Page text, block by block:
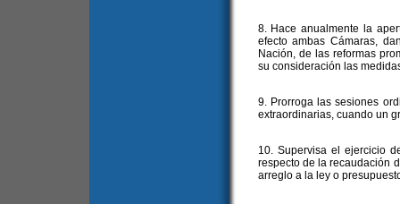
8. Hace anualmente la
efecto ambas Cámaras,
Nación, de las reformas
su consideración las
9. Prorroga las sesiones
extraordinarias, cuando un
10. Supervisa el ejercicio
respecto de la recaudación
arreglo a la ley o